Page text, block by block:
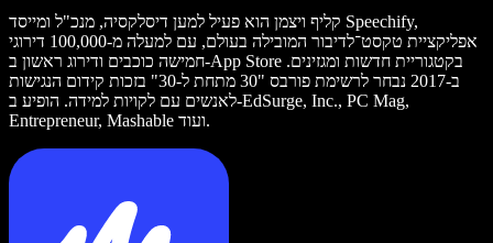
קליף ויצמן הוא פעיל למען דיסלקסיה, מנכ"ל ומייסד Speechify,
אפליקציית טקסט־לדיבור המובילה בעולם, עם למעלה מ-100,000 דירוגי
חמישה כוכבים ודירוג ראשון ב-App Store בקטגוריית חדשות ומגזינים.
ב-2017 נבחר לרשימת פורבס "30 מתחת ל-30" בזכות קידום הנגישות
לאנשים עם לקויות למידה. הופיע ב-EdSurge, Inc., PC Mag,
Entrepreneur, Mashable ועוד.